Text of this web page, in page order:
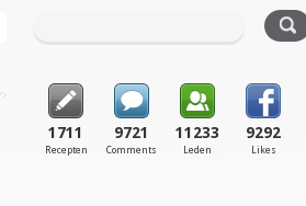
1711
Recepten
9721
Comments
11233
Leden
9292
Likes